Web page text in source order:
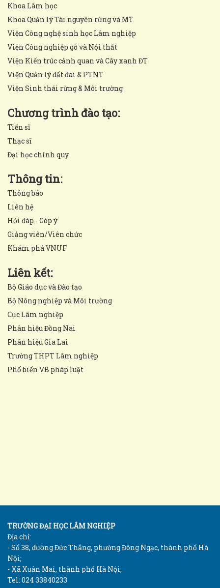
Khoa Lâm học
Khoa Quản lý Tài nguyên rừng và MT
Viện Công nghệ sinh học Lâm nghiệp
Viện Công nghiệp gỗ và Nội thất
Viện Kiến trúc cảnh quan và Cây xanh ĐT
Viện Quản lý đất đai & PTNT
Viện Sinh thái rừng & Môi trường
Chương trình đào tạo:
Tiến sĩ
Thạc sĩ
Đại học chính quy
Thông tin:
Thông báo
Liên hệ
Hỏi đáp - Góp ý
Giảng viên/Viên chức
Khám phá VNUF
Liên kết:
Bộ Giáo dục và Đào tạo
Bộ Nông nghiệp và Môi trường
Cục Lâm nghiệp
Phân hiệu Đồng Nai
Phân hiệu Gia Lai
Trường THPT Lâm nghiệp
Phổ biến VB pháp luật
TRƯỜNG ĐẠI HỌC LÂM NGHIỆP
Địa chỉ:
- Số 38, đường Đức Thắng, phường Đông Ngạc, thành phố Hà
Nội;
- Xã Xuân Mai, thành phố Hà Nội;
Tel: 024 33840233